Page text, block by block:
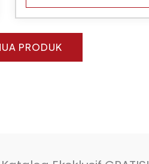
PRODUK